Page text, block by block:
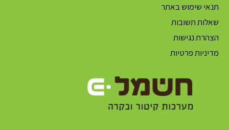
תנאי שימוש באתר
שאלות תשובות
הצהרת נגישות
מדיניות פרטיות